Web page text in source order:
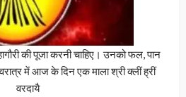
की पूजा करनी चाहिए। उनको फल, पान
में आज के दिन एक माला श्री क्लीं ह्रीं
वरदायै